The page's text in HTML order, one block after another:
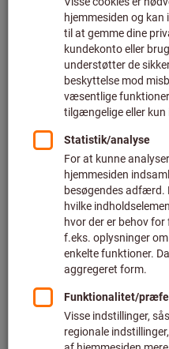
Moment
Borestangsstabilisering
Båndsave
InsertScout